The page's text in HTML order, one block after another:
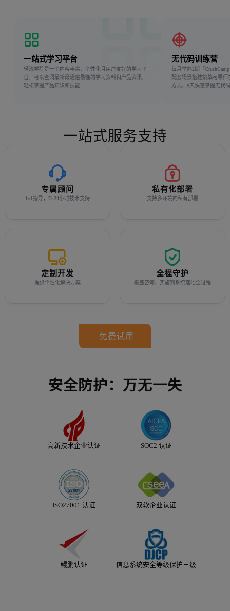
一站式学习平台
轻流学院是一个内容丰富、个性化且用户友好的学习平
台，可以查阅最新最通俗易懂的学习资料和产品资讯，
轻松掌握产品知识和技能
无代码训练营
每月举办2期「
配套场景搭建挑战与导
方式，8天快速掌握无代
一站式服务支持
专属顾问
1v1指导，7×24小时技术支持
私有化部署
支持多环境的私有部署
定制开发
提供个性化解决方案
全程守护
覆盖咨询、实施到系统落地全过程
免费试用
安全防护：万无一失
高新技术企业认证 SOC2 认证
ISO27001 认证 双软企业认证
鲲鹏认证 信息系统安全等级保护三级